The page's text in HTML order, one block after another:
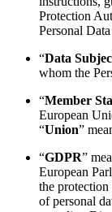
Protection
Personal
“Data
whom the
“Member
European
“Union”
“GDPR”
European
the
of personal